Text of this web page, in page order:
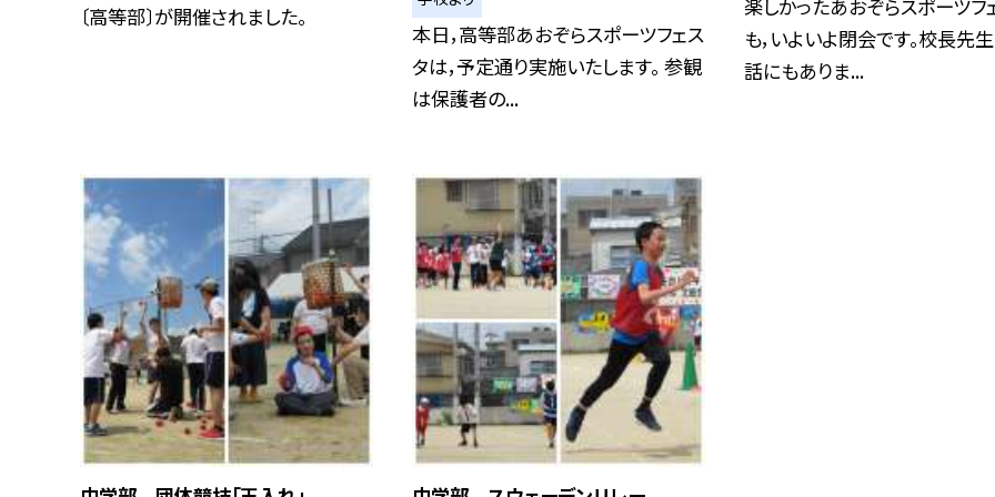
〔高等部〕が開催されました。
本日，高等部あおぞらスポーツフェス
タは，予定通り実施いたします。 参観
は保護者の...
楽しかったあおぞらスポーツフ
も，いよいよ閉会です。校長先
話にもありま...